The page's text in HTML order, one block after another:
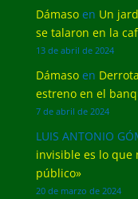
Dámasoen Un
se talaron en la
13 de abril de 2024
Dámasoen
estreno en el
7 de abril de 2024
LUIS ANTONIO
invisible es lo que
público»
20 de marzo de 2024